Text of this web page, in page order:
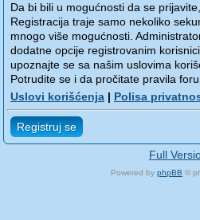
Da bi bili u mogućnosti da se
Registracija traje samo nekoliko
mnogo više mogućnosti.
dodatne opcije registrovanim
upoznajte se sa našim uslovima
Potrudite se i da pročitate pravila
Uslovi korišćenja | Polisa
Registruj se
Full
Powered by phpBB ©